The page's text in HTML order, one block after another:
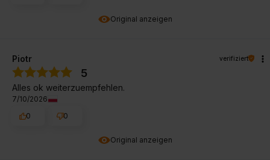
Original anzeigen
Original anzeigen
Piotr verifiziert
5
Alles ok weiterzuempfehlen.
7/10/2026
0
0